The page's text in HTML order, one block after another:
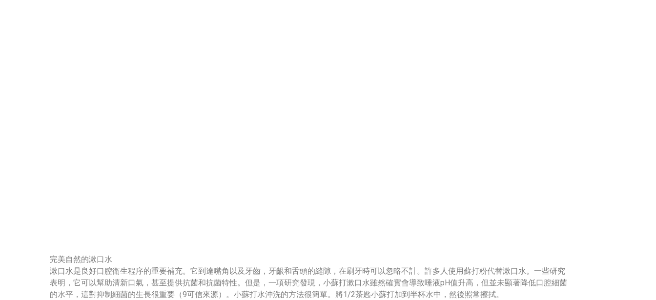
完美自然的漱口水
漱口水是良好口腔衛生程序的重要補充。它到達嘴角以及牙齒，牙齦和舌頭的縫隙，在刷牙時可以忽略不計。許多人使用蘇打粉代替漱口水。一些研究
表明，它可以幫助清新口氣，甚至提供抗菌和抗菌特性。但是，一項研究發現，小蘇打漱口水雖然確實會導致唾液pH值升高，但並未顯著降低口腔細菌
的水平，這對抑制細菌的生長很重要（9可信來源）。小蘇打水沖洗的方法很簡單。將1/2茶匙小蘇打加到半杯水中，然後照常擦拭。